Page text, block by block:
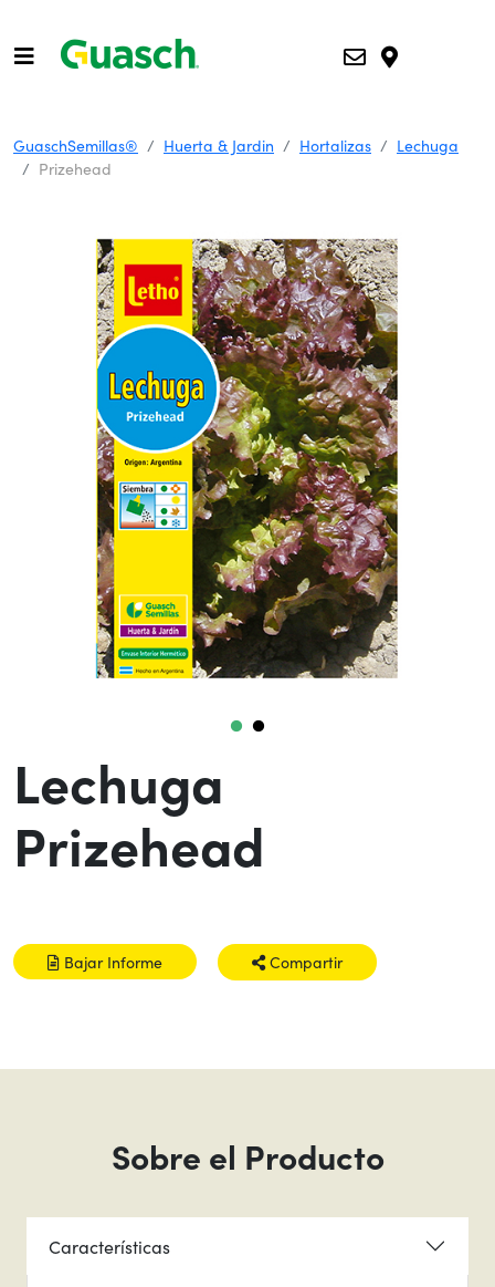
GuaschSemillas® Huerta & Jardin Hortalizas
Lechuga
Prizehead
Lechuga
Prizehead
Bajar Informe Compartir
Sobre el Producto
Características